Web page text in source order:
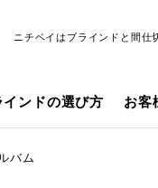
ニチベイはブラインドと間仕
インドの選び方 お客
バム